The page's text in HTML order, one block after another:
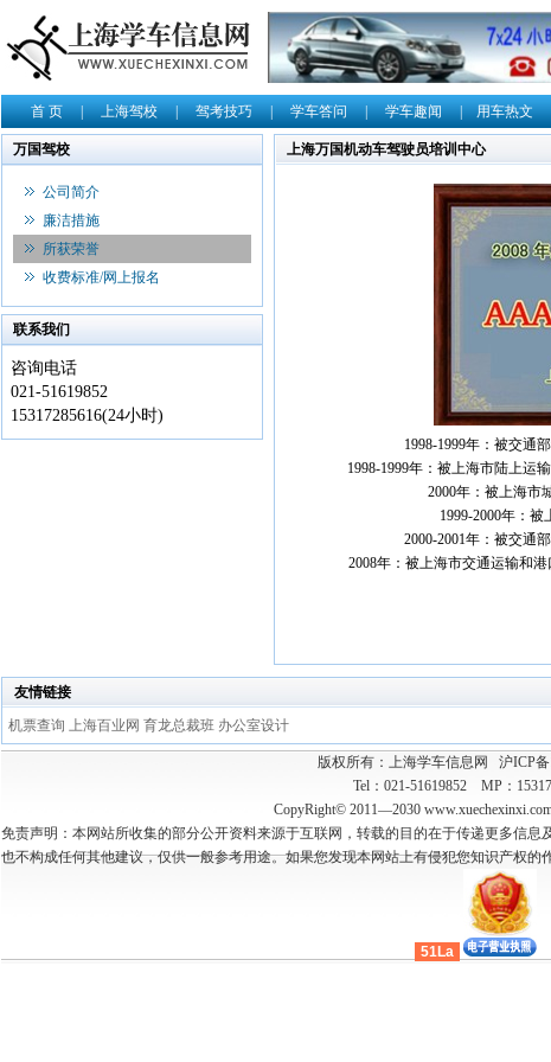
首 页|上海驾校|驾考技巧|学车答问|学车趣闻|用车热文
万国驾校
公司简介
廉洁措施
所获荣誉
收费标准/网上报名
联系我们
咨询电话
021-51619852
15317285616(24小时)
上海万国机动车驾驶员培训中心
1998-1999年：被交通
1998-1999年：被上海市陆上运
2000年：被上海市
1999-2000年：
2000-2001年：被交通
2008年：被上海市交通运输和
友情链接
机票查询 上海百业网 育龙总裁班 办公室设计
版权所有：上海学车信息网 沪ICP备
Tel：021-51619852 MP：
CopyRight© 2011—2030
免责声明：本网站所收集的部分公开资料来源于互联网，转载的目的在于传递更多信息
也不构成任何其他建议，仅供一般参考用途。如果您发现本网站上有侵犯您知识产权
51La